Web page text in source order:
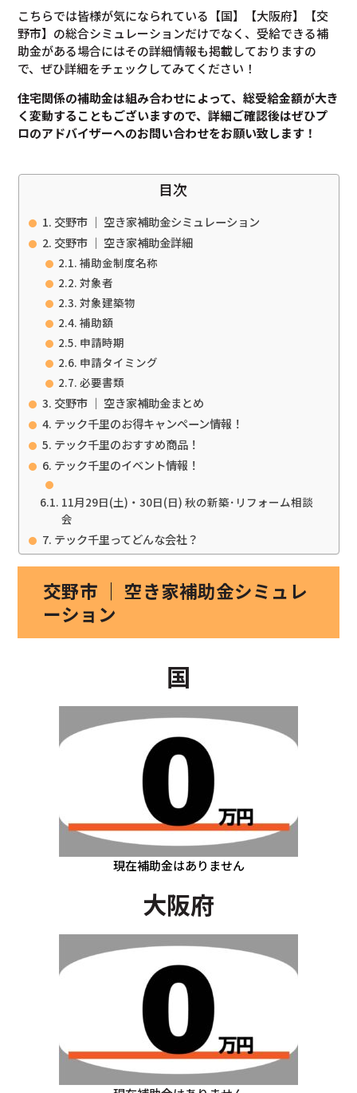
こちらでは皆様が気になられている【国】【大阪府】【交
野市】の総合シミュレーションだけでなく、受給できる補
助金がある場合にはその詳細情報も掲載しておりますの
で、ぜひ詳細をチェックしてみてください！
住宅関係の補助金は組み合わせによって、総受給金額が大き
く変動することもございますので、詳細ご確認後はぜひプ
ロのアドバイザーへのお問い合わせをお願い致します！
目次
交野市 ｜ 空き家補助金シミュレーション
交野市 ｜ 空き家補助金詳細
補助金制度名称
対象者
対象建築物
補助額
申請時期
申請タイミング
必要書類
交野市 ｜ 空き家補助金まとめ
テック千里のお得キャンペーン情報！
テック千里のおすすめ商品！
テック千里のイベント情報！
11月29日(土)・30日(日) 秋の新築･リフォーム相談
会
テック千里ってどんな会社？
交野市 ｜ 空き家補助金シミュレ
ーション
国
現在補助金はありません
大阪府